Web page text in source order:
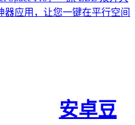
应用，让您一键在平行空间
安卓豆